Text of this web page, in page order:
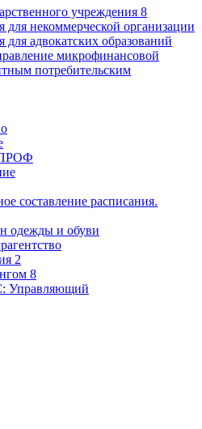
учреждения 8
для некоммерческой организации
для адвокатских образований
микрофинансовой
потребительским
составление расписания.
одежды и обуви
2
8
Управляющий